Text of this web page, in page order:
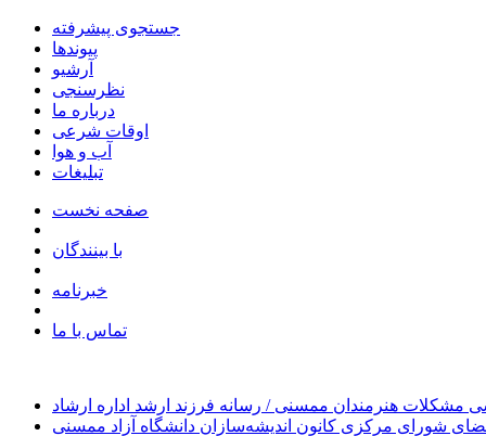
جستجوی پیشرفته
پیوندها
آرشیو
نظرسنجی
درباره ما
اوقات شرعی
آب و هوا
تبلیغات
صفحه نخست
با بینندگان
خبرنامه
تماس با ما
مشکلات هنرمندان ممسنی / رسانه فرزند ارشد اداره ارشاد
شورای مرکزی کانون اندیشه‌سازان دانشگاه آزاد ممسنی